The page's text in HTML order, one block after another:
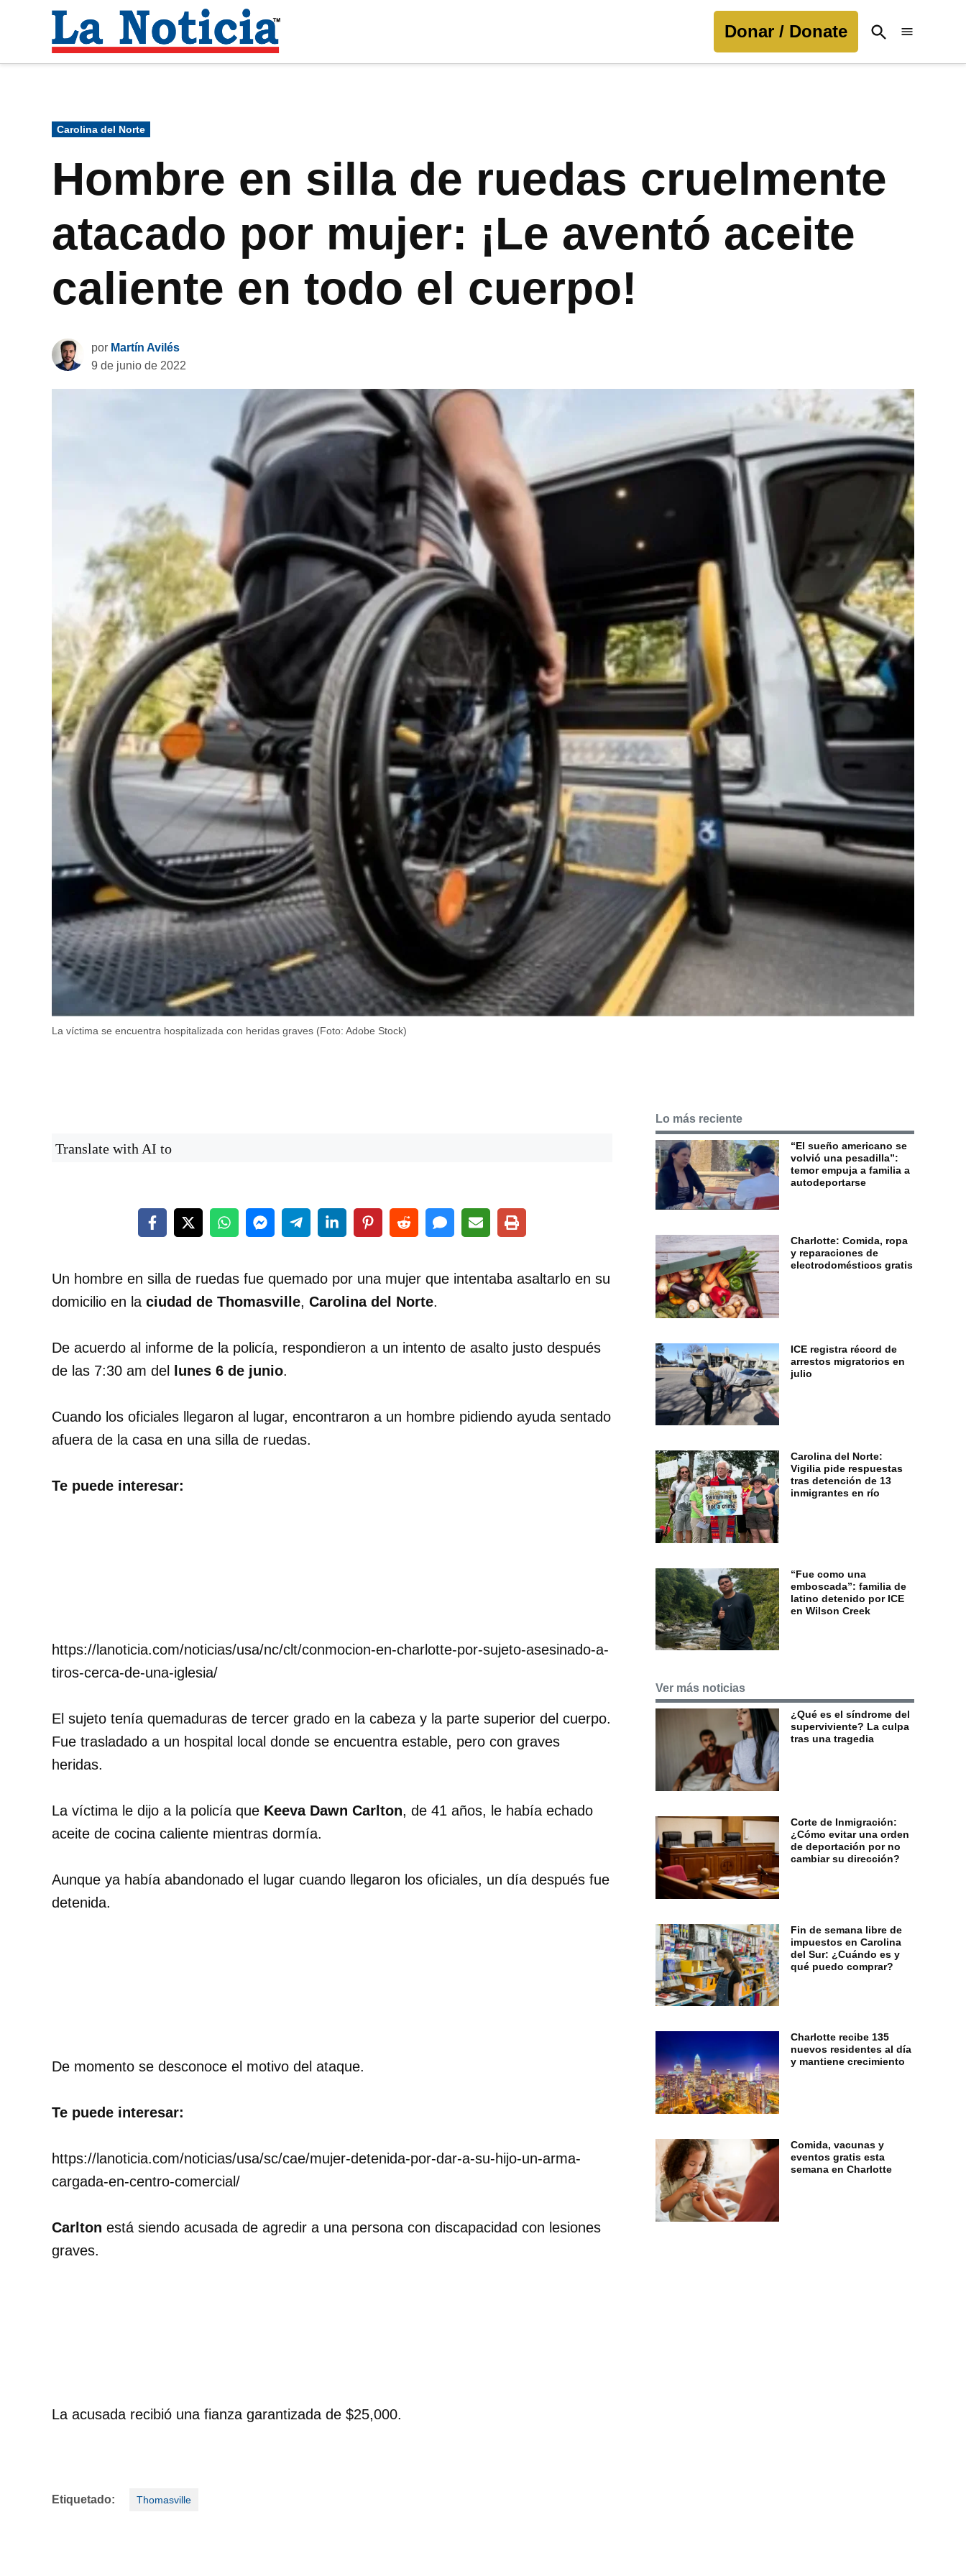
contenido
Noticia
Donar / Donate
Open
Search
Publicado
en
Carolina del Norte
Hombre en silla de ruedas cruelmente
atacado por mujer: ¡Le aventó aceite
caliente en todo el cuerpo!
por Martín Avilés
9 de junio de 2022
La víctima se encuentra hospitalizada con heridas graves (Foto: Adobe Stock)
Translate with AI to
Un hombre en silla de ruedas fue quemado por una mujer que intentaba asaltarlo en su
domicilio en la ciudad de Thomasville, Carolina del Norte.
De acuerdo al informe de la policía, respondieron a un intento de asalto justo después
de las 7:30 am del
lunes 6 de junio.
Cuando los oficiales llegaron al lugar, encontraron a un hombre pidiendo ayuda sentado
afuera de la casa en una silla de ruedas.
Te puede interesar:
https://lanoticia.com/noticias/usa/nc/clt/conmocion-en-charlotte-por-sujeto-asesinado-a-
tiros-cerca-de-una-iglesia/
El sujeto tenía quemaduras de tercer grado en la cabeza y la parte superior del cuerpo.
Fue trasladado a un hospital local donde se encuentra estable, pero con graves
heridas.
La víctima le dijo a la policía que Keeva Dawn Carlton, de 41 años, le había echado
aceite de cocina caliente mientras dormía.
Aunque ya había abandonado el lugar cuando llegaron los oficiales, un día después fue
detenida.
De momento se desconoce el motivo del ataque.
Te puede interesar:
https://lanoticia.com/noticias/usa/sc/cae/mujer-detenida-por-dar-a-su-hijo-un-arma-
cargada-en-centro-comercial/
Carlton está siendo acusada de agredir a una persona con discapacidad con lesiones
graves.
La acusada recibió una fianza garantizada de $25,000.
Etiquetado: Thomasville
Lo más reciente
“El sueño americano se
volvió una pesadilla”:
temor empuja a familia a
autodeportarse
Charlotte: Comida, ropa
y reparaciones de
electrodomésticos gratis
ICE registra récord de
arrestos migratorios en
julio
Carolina del Norte:
Vigilia pide respuestas
tras detención de 13
inmigrantes en río
“Fue como una
emboscada”: familia de
latino detenido por ICE
en Wilson Creek
Ver más noticias
¿Qué es el síndrome del
superviviente? La culpa
tras una tragedia
Corte de Inmigración:
¿Cómo evitar una orden
de deportación por no
cambiar su dirección?
Fin de semana libre de
impuestos en Carolina
del Sur: ¿Cuándo es y
qué puedo comprar?
Charlotte recibe 135
nuevos residentes al día
y mantiene crecimiento
Comida, vacunas y
eventos gratis esta
semana en Charlotte